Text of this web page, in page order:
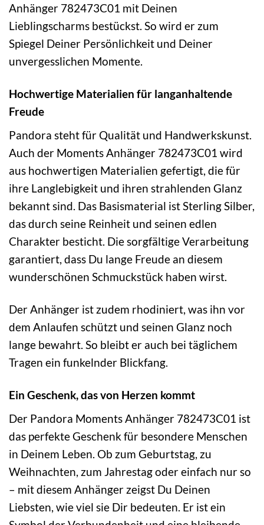
Anhänger 782473C01 mit Deinen
Lieblingscharms bestückst. So wird er zum
Spiegel Deiner Persönlichkeit und Deiner
unvergesslichen Momente.
Hochwertige Materialien für langanhaltende
Freude
Pandora steht für Qualität und Handwerkskunst.
Auch der Moments Anhänger 782473C01 wird
aus hochwertigen Materialien gefertigt, die für
ihre Langlebigkeit und ihren strahlenden Glanz
bekannt sind. Das Basismaterial ist Sterling Silber,
das durch seine Reinheit und seinen edlen
Charakter besticht. Die sorgfältige Verarbeitung
garantiert, dass Du lange Freude an diesem
wunderschönen Schmuckstück haben wirst.
Der Anhänger ist zudem rhodiniert, was ihn vor
dem Anlaufen schützt und seinen Glanz noch
lange bewahrt. So bleibt er auch bei täglichem
Tragen ein funkelnder Blickfang.
Ein Geschenk, das von Herzen kommt
Der Pandora Moments Anhänger 782473C01 ist
das perfekte Geschenk für besondere Menschen
in Deinem Leben. Ob zum Geburtstag, zu
Weihnachten, zum Jahrestag oder einfach nur so
– mit diesem Anhänger zeigst Du Deinen
Liebsten, wie viel sie Dir bedeuten. Er ist ein